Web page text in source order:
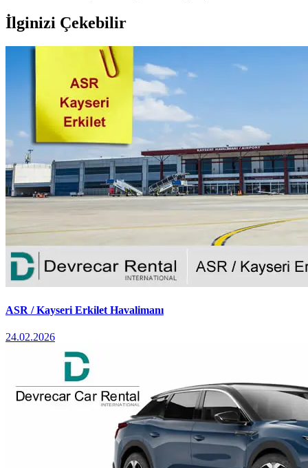
İlginizi Çekebilir
ASR / Kayseri Erkilet Havalimanı
24.02.2026